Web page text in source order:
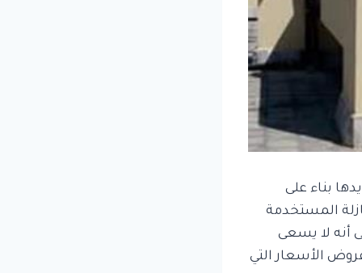
بناء على
المستخدمة
أنه لا يسعى
الأسعار التي